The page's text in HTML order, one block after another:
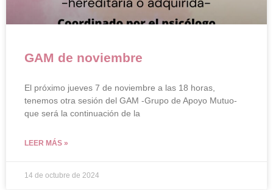
GAM de noviembre
El próximo jueves 7 de noviembre a las 18 horas,
tenemos otra sesión del GAM -Grupo de Apoyo Mutuo-
que será la continuación de la
LEER MÁS »
14 de octubre de 2024